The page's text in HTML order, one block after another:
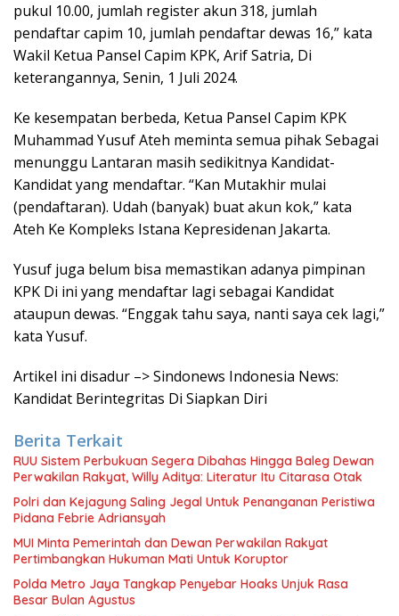
pukul 10.00, jumlah register akun 318, ⁠jumlah
pendaftar capim 10, jumlah pendaftar dewas 16,” kata
Wakil Ketua Pansel Capim KPK, Arif Satria, Di
keterangannya, Senin, 1 Juli 2024.
Ke kesempatan berbeda, Ketua Pansel Capim KPK
Muhammad Yusuf Ateh meminta semua pihak Sebagai
menunggu Lantaran masih sedikitnya Kandidat-
Kandidat yang mendaftar. “Kan Mutakhir mulai
(pendaftaran). Udah (banyak) buat akun kok,” kata
Ateh Ke Kompleks Istana Kepresidenan Jakarta.
Yusuf juga belum bisa memastikan adanya pimpinan
KPK Di ini yang mendaftar lagi sebagai Kandidat
ataupun dewas. “Enggak tahu saya, nanti saya cek lagi,”
kata Yusuf.
Artikel ini disadur –> Sindonews Indonesia News:
Kandidat Berintegritas Di Siapkan Diri
Berita Terkait
RUU Sistem Perbukuan Segera Dibahas Hingga Baleg Dewan
Perwakilan Rakyat, Willy Aditya: Literatur Itu Citarasa Otak
Polri dan Kejagung Saling Jegal Untuk Penanganan Peristiwa
Pidana Febrie Adriansyah
MUI Minta Pemerintah dan Dewan Perwakilan Rakyat
Pertimbangkan Hukuman Mati Untuk Koruptor
Polda Metro Jaya Tangkap Penyebar Hoaks Unjuk Rasa
Besar Bulan Agustus